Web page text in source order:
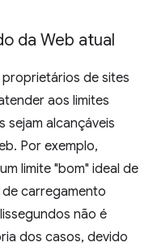
da Web atual
de sites
aos limites
sejam alcançáveis
Por exemplo,
limite "bom" ideal de
de carregamento
não é
dos casos, devido